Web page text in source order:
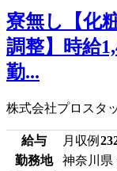
寮無し【化
調整】時給
勤...
株式会社プロスタ
給与 月収例
勤務地
神奈川県